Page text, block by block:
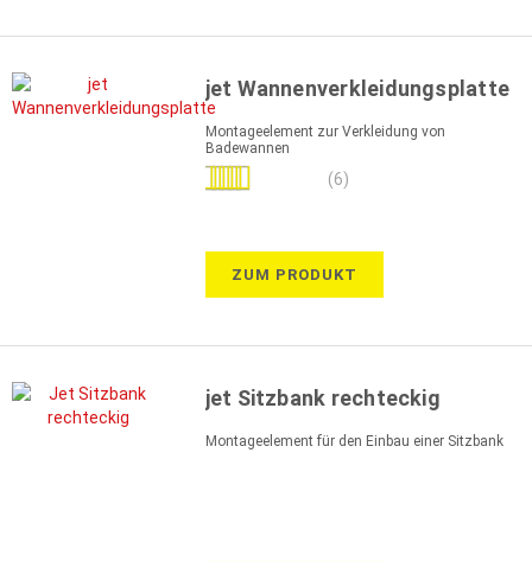
jet Wannenverkleidungsplatte
Montageelement zur Verkleidung von
Badewannen
Bewertung:
(6)
ZUM PRODUKT
jet Sitzbank rechteckig
Montageelement für den Einbau einer Sitzbank